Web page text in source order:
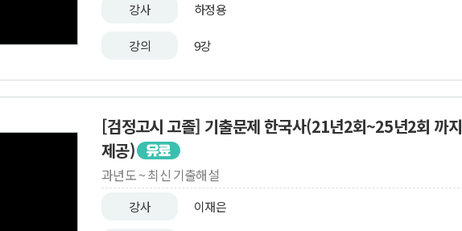
강사 하정용
강의 9강
[검정고시 고졸] 기출문제 한국사(21년2회~25년2회 까지
제공)
과년도 ~ 최신 기출해설
강사 이재은